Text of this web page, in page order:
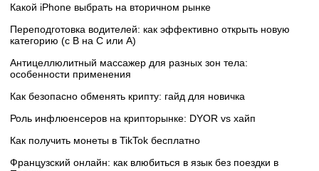
Какой iPhone выбрать на вторичном рынке
Переподготовка водителей: как эффективно открыть новую
категорию (с B на C или А)
Антицеллюлитный массажер для разных зон тела:
особенности применения
Как безопасно обменять крипту: гайд для новичка
Роль инфлюенсеров на крипторынке: DYOR vs хайп
Как получить монеты в TikTok бесплатно
Французский онлайн: как влюбиться в язык без поездки в